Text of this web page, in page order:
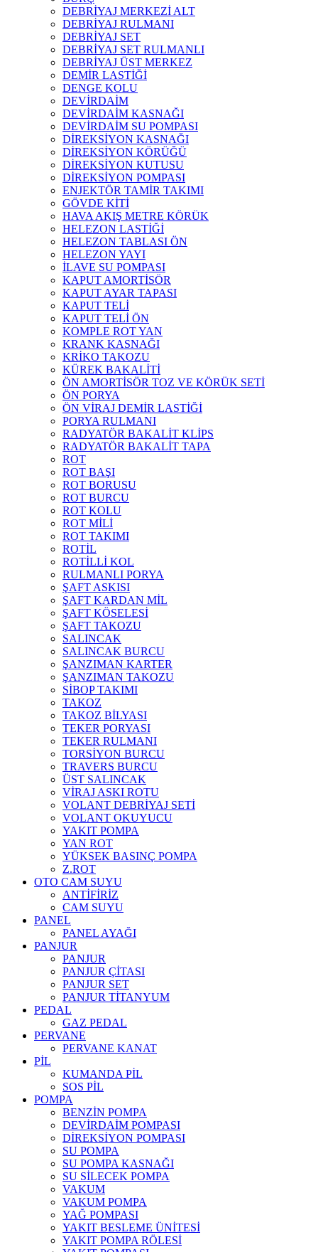
DEBRİYAJ MERKEZİ ALT
DEBRİYAJ RULMANI
DEBRİYAJ SET
DEBRİYAJ SET RULMANLI
DEBRİYAJ ÜST MERKEZ
DEMİR LASTİĞİ
DENGE KOLU
DEVİRDAİM
DEVİRDAİM KASNAĞI
DEVİRDAİM SU POMPASI
DİREKSİYON KASNAĞI
DİREKSİYON KÖRÜĞÜ
DİREKSİYON KUTUSU
DİREKSİYON POMPASI
ENJEKTÖR TAMİR TAKIMI
GÖVDE KİTİ
HAVA AKIŞ METRE KÖRÜK
HELEZON LASTİĞİ
HELEZON TABLASI ÖN
HELEZON YAYI
İLAVE SU POMPASI
KAPUT AMORTİSÖR
KAPUT AYAR TAPASI
KAPUT TELİ
KAPUT TELİ ÖN
KOMPLE ROT YAN
KRANK KASNAĞI
KRİKO TAKOZU
KÜREK BAKALİTİ
ÖN AMORTİSÖR TOZ VE KÖRÜK SETİ
ÖN PORYA
ÖN VİRAJ DEMİR LASTİĞİ
PORYA RULMANI
RADYATÖR BAKALİT KLİPS
RADYATÖR BAKALİT TAPA
ROT
ROT BAŞI
ROT BORUSU
ROT BURCU
ROT KOLU
ROT MİLİ
ROT TAKIMI
ROTİL
ROTİLLİ KOL
RULMANLI PORYA
ŞAFT ASKISI
ŞAFT KARDAN MİL
ŞAFT KÖSELESİ
ŞAFT TAKOZU
SALINCAK
SALINCAK BURCU
ŞANZIMAN KARTER
ŞANZIMAN TAKOZU
SİBOP TAKIMI
TAKOZ
TAKOZ BİLYASI
TEKER PORYASI
TEKER RULMANI
TORSİYON BURCU
TRAVERS BURCU
ÜST SALINCAK
VİRAJ ASKI ROTU
VOLANT DEBRİYAJ SETİ
VOLANT OKUYUCU
YAKIT POMPA
YAN ROT
YÜKSEK BASINÇ POMPA
Z.ROT
OTO CAM SUYU
ANTİFİRİZ
CAM SUYU
PANEL
PANEL AYAĞI
PANJUR
PANJUR
PANJUR ÇİTASI
PANJUR SET
PANJUR TİTANYUM
PEDAL
GAZ PEDAL
PERVANE
PERVANE KANAT
PİL
KUMANDA PİL
SOS PİL
POMPA
BENZİN POMPA
DEVİRDAİM POMPASI
DİREKSİYON POMPASI
SU POMPA
SU POMPA KASNAĞI
SU SİLECEK POMPA
VAKUM
VAKUM POMPA
YAĞ POMPASI
YAKIT BESLEME ÜNİTESİ
YAKIT POMPA RÖLESİ